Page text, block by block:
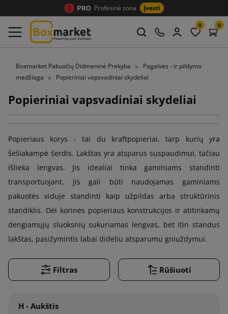
Profesinė zona Įvesti
0 0
Boxmarket Pakuočių Didmeninė Prekyba
Pagalvės - ir pildymo
medžiaga
Popieriniai vapsvadiniai skydeliai
Popieriniai vapsvadiniai skydeliai
Popieriaus korys - tai du kraftpopieriai, tarp kurių yra
šešiakampė šerdis. Lakštas yra atsparus suspaudimui, tačiau
išlieka lengvas. Jis idealiai tinka gaminiams standinti
transportuojant. Jis gali būti naudojamas gaminiams
pakuotės viduje standinti kaip užpildas arba struktūrinis
standiklis. Dėl korinės popieriaus konstrukcijos ir atitinkamų
dengiamųjų sluoksnių sukuriamas lengvas, bet itin standus
lakštas, pasižymintis labai dideliu atsparumu gniuždymui.
Filtras Rūšiuoti
H - Aukštis